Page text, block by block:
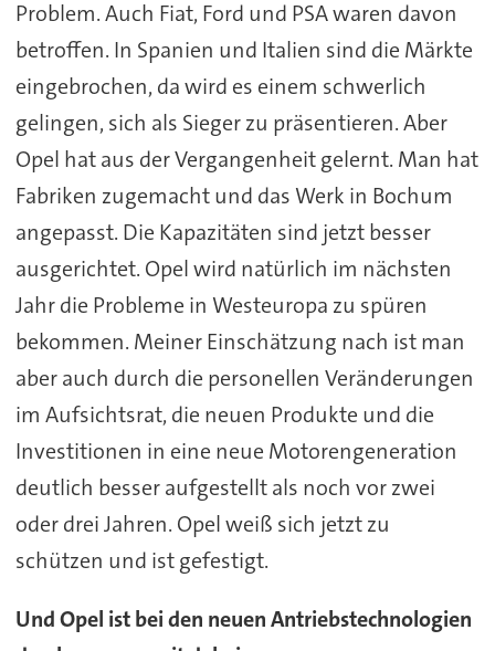
Problem. Auch Fiat, Ford und PSA waren davon
betroffen. In Spanien und Italien sind die Märkte
eingebrochen, da wird es einem schwerlich
gelingen, sich als Sieger zu präsentieren. Aber
Opel hat aus der Vergangenheit gelernt. Man hat
Fabriken zugemacht und das Werk in Bochum
angepasst. Die Kapazitäten sind jetzt besser
ausgerichtet. Opel wird natürlich im nächsten
Jahr die Probleme in Westeuropa zu spüren
bekommen. Meiner Einschätzung nach ist man
aber auch durch die personellen Veränderungen
im Aufsichtsrat, die neuen Produkte und die
Investitionen in eine neue Motorengeneration
deutlich besser aufgestellt als noch vor zwei
oder drei Jahren. Opel weiß sich jetzt zu
schützen und ist gefestigt.
Und Opel ist bei den neuen Antriebstechnologien